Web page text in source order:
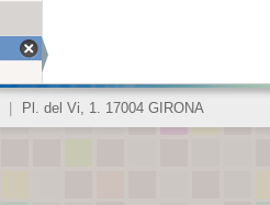
Pl. del Vi, 1. 17004 GIRONA